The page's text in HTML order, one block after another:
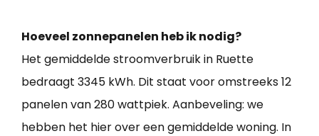
Hoeveel zonnepanelen heb ik nodig?
Het gemiddelde stroomverbruik in Ruette
bedraagt 3345 kWh. Dit staat voor omstreeks 12
panelen van 280 wattpiek. Aanbeveling: we
hebben het hier over een gemiddelde woning. In